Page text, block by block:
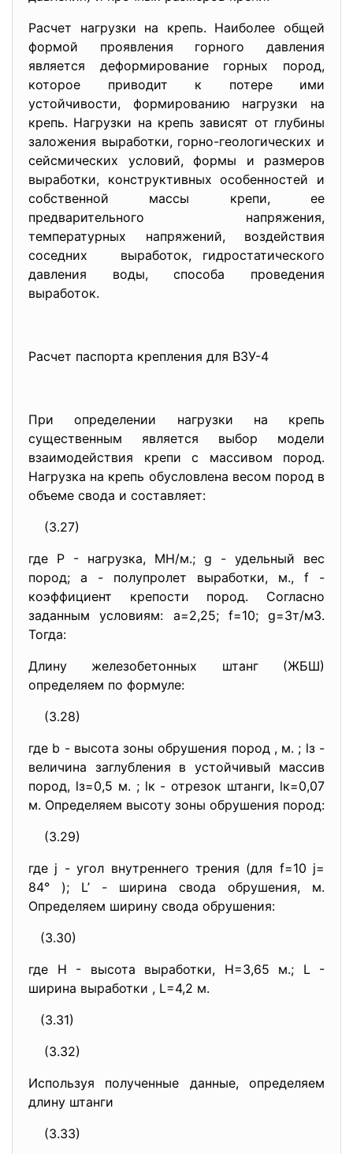
Расчет нагрузки на крепь. Наиболее общей
формой проявления горного давления
является деформирование горных пород,
которое приводит к потере ими
устойчивости, формированию нагрузки на
крепь. Нагрузки на крепь зависят от глубины
заложения выработки, горно-геологических и
сейсмических условий, формы и размеров
выработки, конструктивных особенностей и
собственной массы крепи, ее
предварительного напряжения,
температурных напряжений, воздействия
соседних выработок, гидростатического
давления воды, способа проведения
выработок.
Расчет паспорта крепления для ВЗУ-4
При определении нагрузки на крепь
существенным является выбор модели
взаимодействия крепи с массивом пород.
Нагрузка на крепь обусловлена весом пород в
объеме свода и составляет:
(3.27)
где Р - нагрузка, МН/м.; g - удельный вес
пород; a - полупролет выработки, м., f -
коэффициент крепости пород. Согласно
заданным условиям: a=2,25; f=10; g=3т/м3.
Тогда:
Длину железобетонных штанг (ЖБШ)
определяем по формуле:
(3.28)
где b - высота зоны обрушения пород , м. ; lз -
величина заглубления в устойчивый массив
пород, lз=0,5 м. ; lк - отрезок штанги, lк=0,07
м. Определяем высоту зоны обрушения пород:
(3.29)
где j - угол внутреннего трения (для f=10 j=
84° ); L’ - ширина свода обрушения, м.
Определяем ширину свода обрушения:
(3.30)
где Н - высота выработки, Н=3,65 м.; L -
ширина выработки , L=4,2 м.
(3.31)
(3.32)
Используя полученные данные, определяем
длину штанги
(3.33)